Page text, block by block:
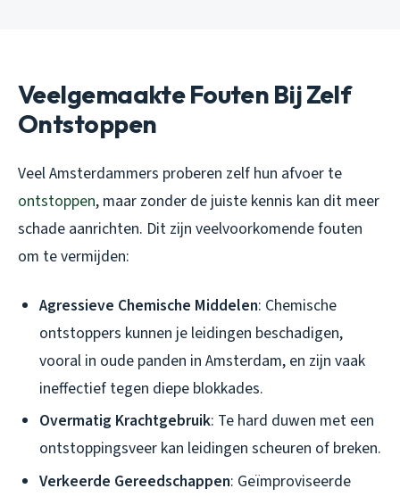
Veelgemaakte Fouten Bij Zelf
Ontstoppen
Veel Amsterdammers proberen zelf hun afvoer te
ontstoppen, maar zonder de juiste kennis kan dit meer
schade aanrichten. Dit zijn veelvoorkomende fouten
om te vermijden:
Agressieve Chemische Middelen: Chemische
ontstoppers kunnen je leidingen beschadigen,
vooral in oude panden in Amsterdam, en zijn vaak
ineffectief tegen diepe blokkades.
Overmatig Krachtgebruik: Te hard duwen met een
ontstoppingsveer kan leidingen scheuren of breken.
Verkeerde Gereedschappen: Geïmproviseerde